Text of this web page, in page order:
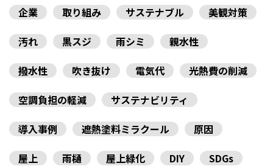
企業
取り組み サステナブル
美観対策
汚れ
黒スジ 雨シミ
親水性
撥水性
吹き抜け 電気代
光熱費の削減
空調負担の軽減
サステナビリティ
導入事例
遮熱塗料ミラクール
原因
屋上
雨樋 屋上緑化 DIY
SDGs